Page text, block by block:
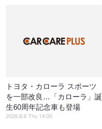
トヨタ・カローラ スポーツ
を一部改良…「カローラ」誕
生60周年記念車も登場
2026.8.6 Thu 14:00